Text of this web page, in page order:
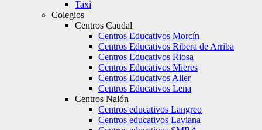
Taxi
Colegios
Centros Caudal
Centros Educativos Morcín
Centros Educativos Ribera de Arriba
Centros Educativos Riosa
Centros Educativos Mieres
Centros Educativos Aller
Centros Educativos Lena
Centros Nalón
Centros educativos Langreo
Centros educativos Laviana